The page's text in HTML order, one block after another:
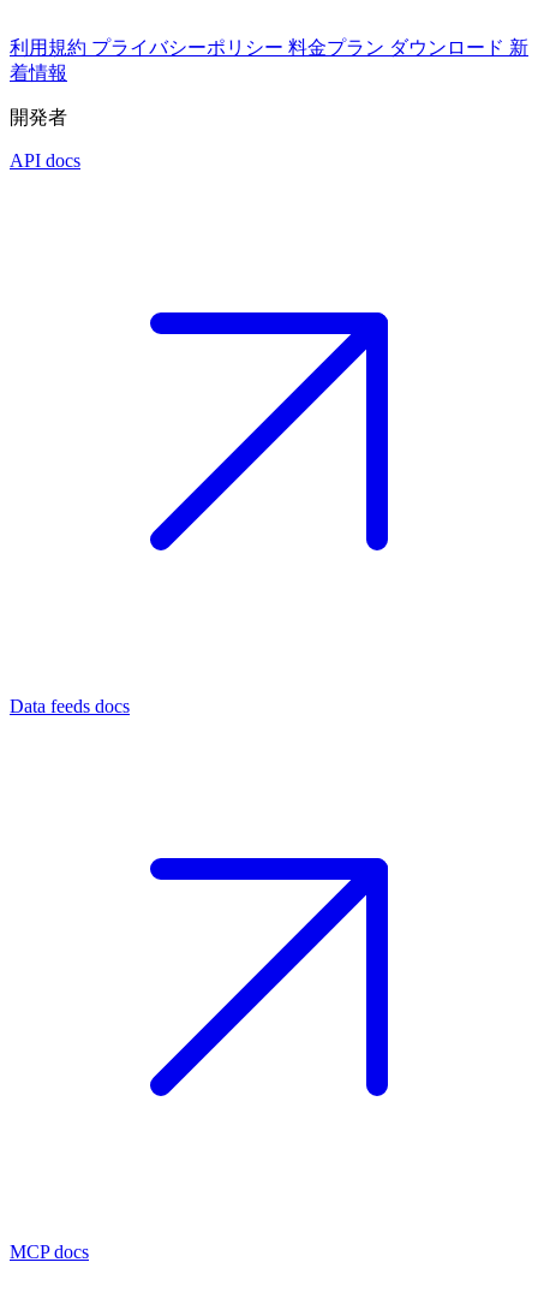
利用規約 プライバシーポリシー 料金プラン ダウンロード 新
着情報
開発者
API docs
Data feeds docs
MCP docs